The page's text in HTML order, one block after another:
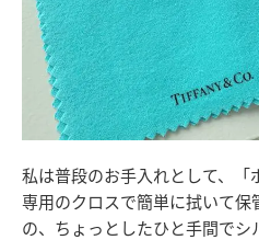
私は普段のお手入れとして、「
専用のクロスで簡単に拭いて保
の、ちょっとしたひと手間でシ